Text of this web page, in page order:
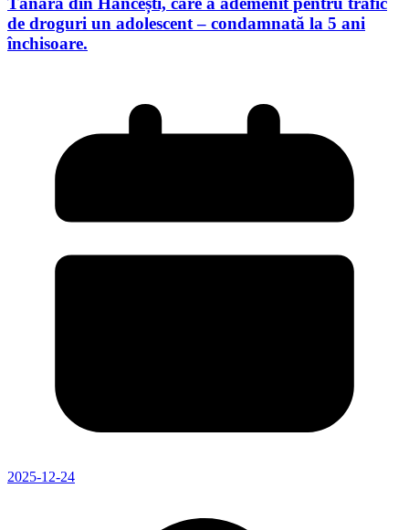
de droguri un adolescent – condamnată la 5 ani
închisoare.
2025-12-24